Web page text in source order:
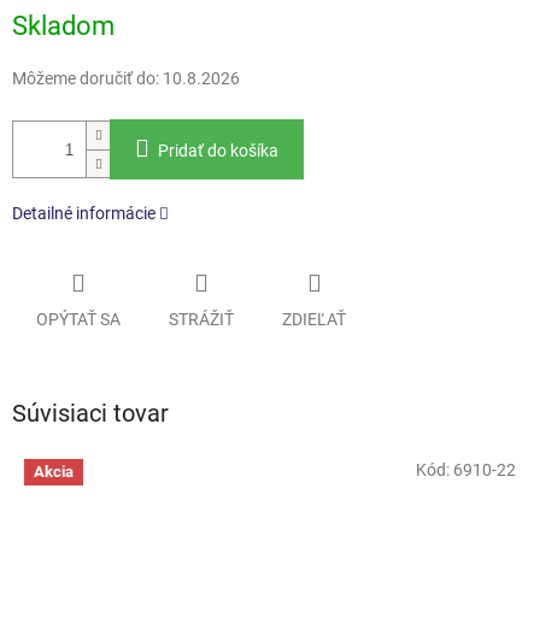
cena:
Skladom
Môžeme doručiť do: 10.8.2026
Pridať do košíka
Detailné informácie
OPÝTAŤ SA STRÁŽIŤ ZDIEĽAŤ
Súvisiaci tovar
Akcia Kód: 6910-22